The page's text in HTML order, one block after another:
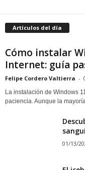
Artículos del día
Cómo instalar
Internet: guía
Felipe Cordero Valtierra -
La instalación de Windows
paciencia. Aunque la
01/13/